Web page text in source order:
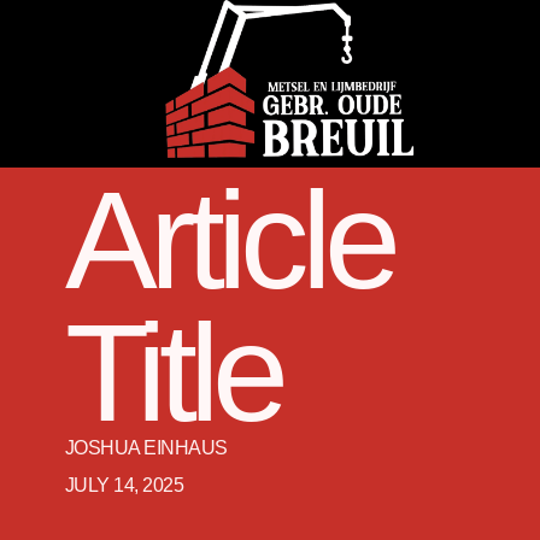
Article
Title
JOSHUA EINHAUS
JULY 14, 2025